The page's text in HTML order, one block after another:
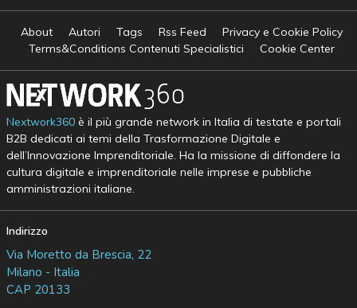
About Autori Tags Rss Feed
Privacy e Cookie Policy
Terms&Conditions Contenuti Specialistici
Cookie Center
Nextwork360è il più grande network in Italia di testate e portali
B2B dedicati ai temi della Trasformazione Digitale e
dell’Innovazione Imprenditoriale. Ha la missione di diffondere la
cultura digitale e imprenditoriale nelle imprese e pubbliche
amministrazioni italiane.
Indirizzo
Via Moretto da Brescia, 22
Milano - Italia
CAP 20133